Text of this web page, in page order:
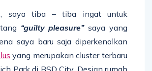
saya tiba – tiba ingat untuk
“guilty pleasure”saya yang
saya baru saja diperkenalkan
yang merupakan cluster terbaru
Park di BSD City. Design rumah